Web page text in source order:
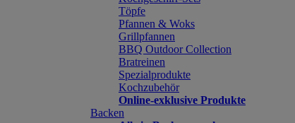
Töpfe
Pfannen & Woks
Grillpfannen
BBQ Outdoor Collection
Bratreinen
Spezialprodukte
Kochzubehör
Online-exklusive Produkte
Backen